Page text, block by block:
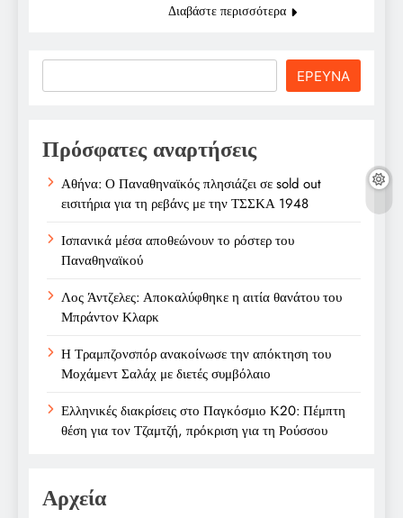
Διαβάστε περισσότερα
ΕΡΕΥΝΑ
Πρόσφατες αναρτήσεις
Αθήνα: Ο Παναθηναϊκός πλησιάζει σε sold out
εισιτήρια για τη ρεβάνς με την ΤΣΣΚΑ 1948
Ισπανικά μέσα αποθεώνουν το ρόστερ του
Παναθηναϊκού
Λος Άντζελες: Αποκαλύφθηκε η αιτία θανάτου του
Μπράντον Κλαρκ
Η Τραμπζονσπόρ ανακοίνωσε την απόκτηση του
Μοχάμεντ Σαλάχ με διετές συμβόλαιο
Ελληνικές διακρίσεις στο Παγκόσμιο Κ20: Πέμπτη
θέση για τον Τζαμτζή, πρόκριση για τη Ρούσσου
Αρχεία